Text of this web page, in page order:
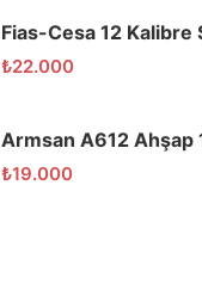
₺22.000
₺19.000